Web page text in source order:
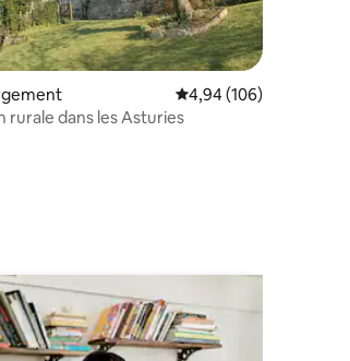
sur la base de 7 commentaires : 5 sur 5
Évaluation moyenne
4,94 (106)
rurale dans les Asturies